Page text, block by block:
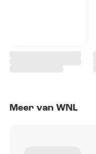
Meer van WNL